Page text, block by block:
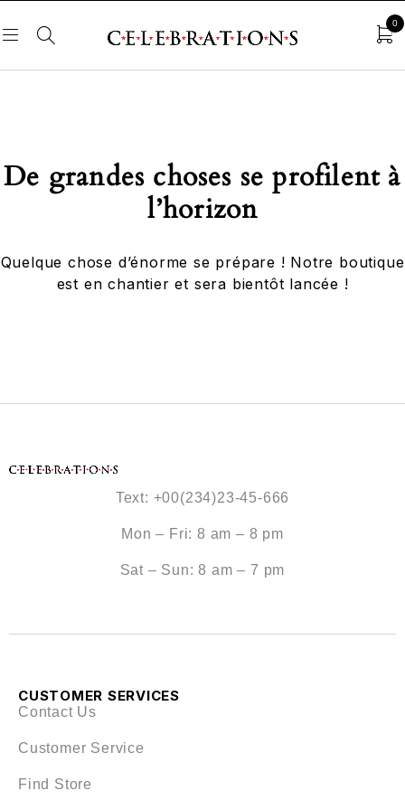
0
De grandes choses se profilent à
l’horizon
Quelque chose d’énorme se prépare ! Notre boutique
est en chantier et sera bientôt lancée !
Text: +00(234)23-45-666
Mon – Fri: 8 am – 8 pm
Sat – Sun: 8 am – 7 pm
CUSTOMER SERVICES
Contact Us
Customer Service
Find Store